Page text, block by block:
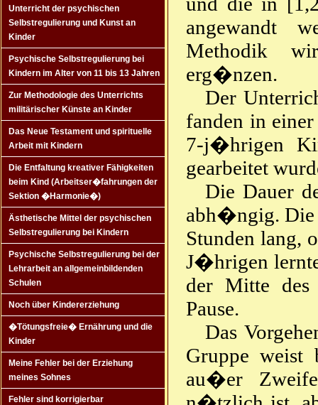
Unterricht der psychischen
Selbstregulierung und Kunst an
Kinder
Psychische Selbstregulierung bei
Kindern im Alter von 11 bis 13 Jahren
Zur Methodologie des Unterrichts
militärischer Künste an Kinder
Das Neue Testament und spirituelle
Arbeit mit Kindern
Die Entfaltung kreativer Fähigkeiten
beim Kind (Arbeitser�fahrungen der
Sektion �Harmonie�)
Ästhetische Mittel der psychischen
Selbstregulierung bei Kindern
Psychische Selbstregulierung bei der
Lehrarbeit an allgemeinbildenden
Schulen
Noch über Kindererziehung
�Tötungsfreie� Ernährung und die
Kinder
Meine Fehler bei der Erziehung
meines Sohnes
Fehler sind korrigierbar
angewandt
Methodik
erg�nzen.
Der
fanden in
7-j�hrigen
gearbeitet
Die Dauer
abh�ngig. Die
Stunden
J�hrigen
der Mitte des
Pause.
Das
Gruppe weist
au�er